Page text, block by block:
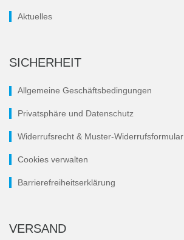
Aktuelles
SICHERHEIT
Allgemeine Geschäftsbedingungen
Privatsphäre und Datenschutz
Widerrufsrecht & Muster-Widerrufsformular
Cookies verwalten
Barrierefreiheitserklärung
VERSAND